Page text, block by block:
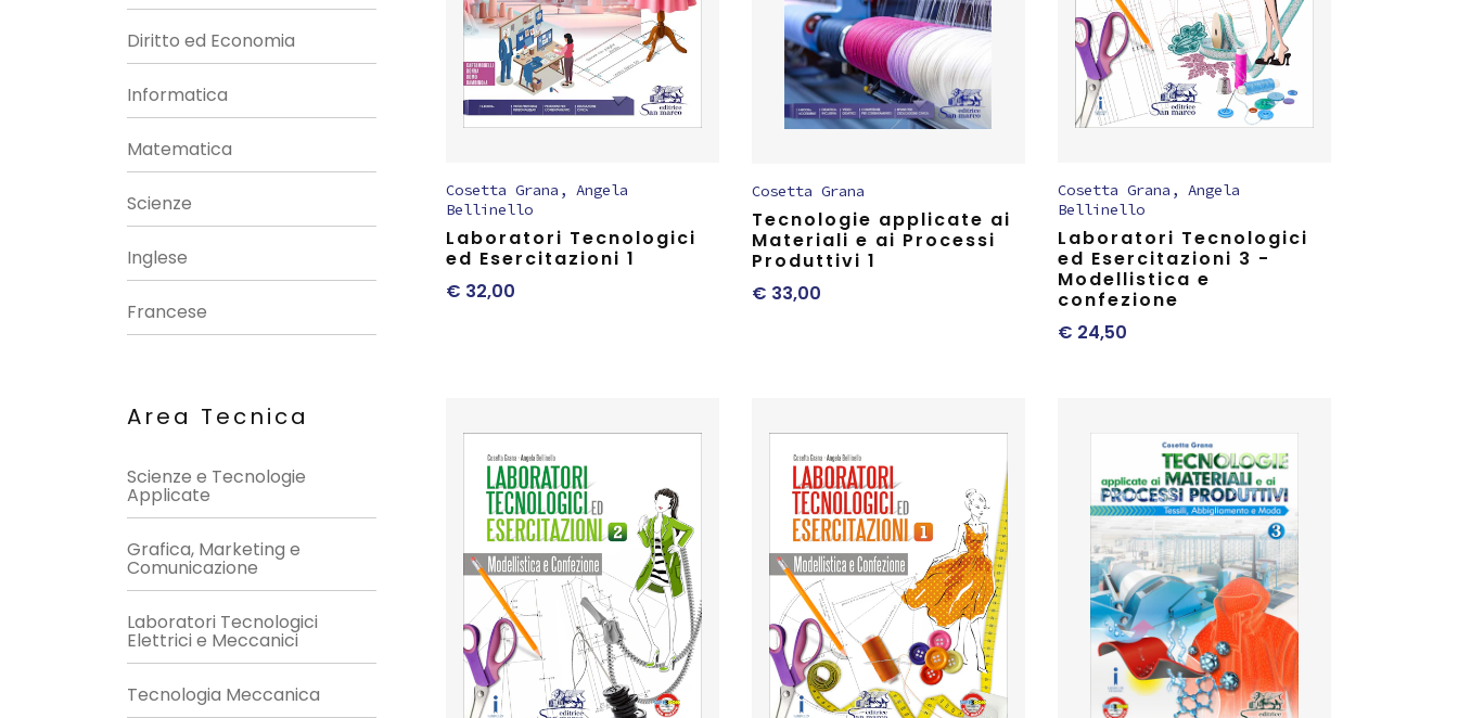
Diritto ed Economia
Informatica
Matematica
Scienze
Inglese
Francese
Area Tecnica
Scienze e Tecnologie
Applicate
Grafica, Marketing e
Comunicazione
Laboratori Tecnologici
Elettrici e Meccanici
Tecnologia Meccanica
Cosetta Grana , Angela
Bellinello
Laboratori Tecnologici
ed Esercitazioni 1
€ 32,00
Cosetta Grana
Tecnologie applicate ai
Materiali e ai Processi
Produttivi 1
€ 33,00
Cosetta Grana , Angela
Bellinello
Laboratori Tecnologici
ed Esercitazioni 3 -
Modellistica e
confezione
€ 24,50